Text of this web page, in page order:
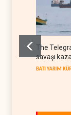
The
savaşı
BATI YARIM